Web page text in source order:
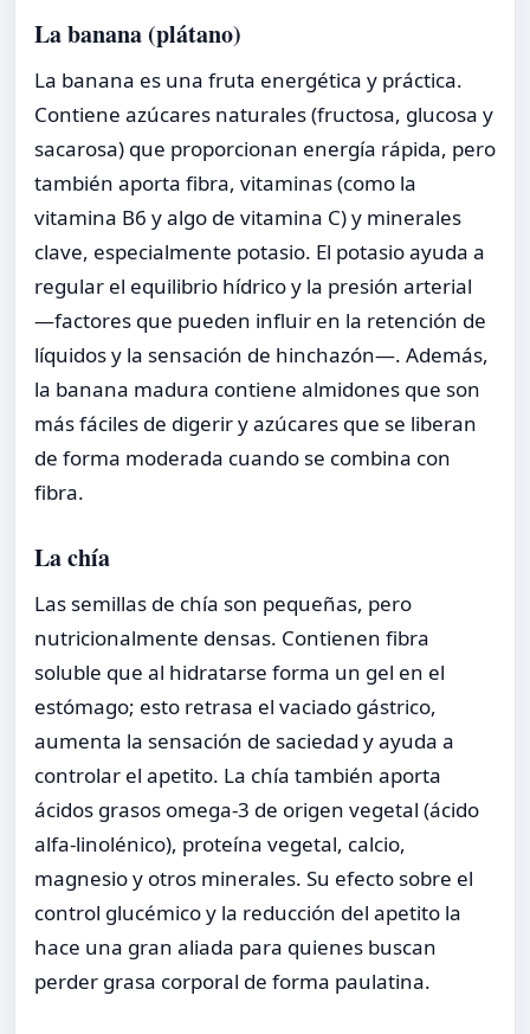
La banana (plátano)
La banana es una fruta energética y práctica.
Contiene azúcares naturales (fructosa, glucosa y
sacarosa) que proporcionan energía rápida, pero
también aporta fibra, vitaminas (como la
vitamina B6 y algo de vitamina C) y minerales
clave, especialmente potasio. El potasio ayuda a
regular el equilibrio hídrico y la presión arterial
—factores que pueden influir en la retención de
líquidos y la sensación de hinchazón—. Además,
la banana madura contiene almidones que son
más fáciles de digerir y azúcares que se liberan
de forma moderada cuando se combina con
fibra.
La chía
Las semillas de chía son pequeñas, pero
nutricionalmente densas. Contienen fibra
soluble que al hidratarse forma un gel en el
estómago; esto retrasa el vaciado gástrico,
aumenta la sensación de saciedad y ayuda a
controlar el apetito. La chía también aporta
ácidos grasos omega-3 de origen vegetal (ácido
alfa-linolénico), proteína vegetal, calcio,
magnesio y otros minerales. Su efecto sobre el
control glucémico y la reducción del apetito la
hace una gran aliada para quienes buscan
perder grasa corporal de forma paulatina.